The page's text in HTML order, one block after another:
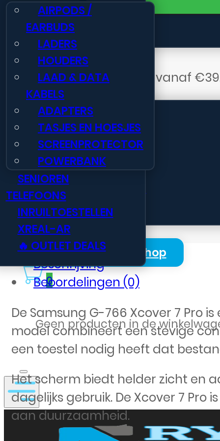
AIRPODS /
EARBUDS
LADERS
HOUDERS
LAAD & DATA
KABELS
ADAPTERS
TASJES EN HOESJES
SCREENPROTECTOR
POWERBANK
SENIOREN
TELEFOONS
INRUILTOESTELLEN
XREAL-AR
🔥 OUTLET DEALS
🏢 Totaaloplossing
🎯 Aanbiedingen & Acties
Informatie
Nieuws
Neem contact op
Veelgestelde vragen
Openingstijden
Retourportaal webshop
B2B Registratie
Login Zakelijk Webshop
0
Geen producten in de
Samsung
766
Xcover
128GB
zwart
aantal
Toevoegen
Gratis verzending NL vanaf
Voor15:59besteld, vandaag
Gratis verzending BE
Beschrijving
Beoordelingen (0)
De Samsung G-766 Xcover 7 Pro
model combineert een stevige
een toestel nodig heeft dat
Het scherm biedt helder zicht en
dagelijks gebruik. De Xcover 7 Pro
aan duurzaamheid.